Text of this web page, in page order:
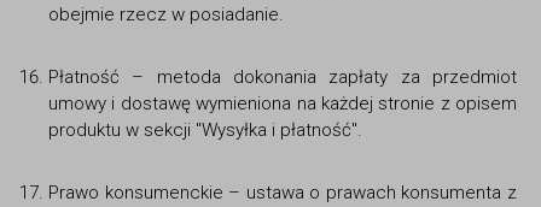
obejmie rzecz w posiadanie.
Płatność – metoda dokonania zapłaty za przedmiot
umowy i dostawę wymieniona na każdej stronie z opisem
produktu w sekcji "Wysyłka i płatność".
Prawo konsumenckie – ustawa o prawach konsumenta z